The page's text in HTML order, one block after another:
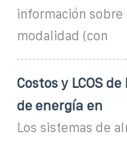
información sobre
modalidad (con
Costos y LCOS
de energía en
Los sistemas de